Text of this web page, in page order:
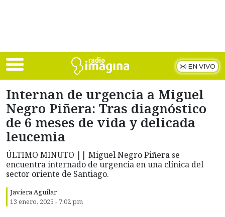
EN VIVO
Internan de urgencia a Miguel
Negro Piñera: Tras diagnóstico
de 6 meses de vida y delicada
leucemia
ÚLTIMO MINUTO || Miguel Negro Piñera se
encuentra internado de urgencia en una clínica del
sector oriente de Santiago.
Javiera Aguilar
13 enero, 2025 - 7:02 pm